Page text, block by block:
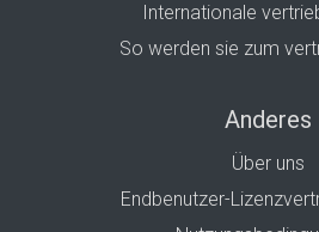
Internationale
So werden sie zum
Anderes
Über uns
Endbenutzer-